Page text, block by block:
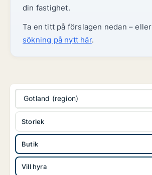
din fastighet.
Ta en titt på förslagen nedan – eller
sökning på nytt här.
Gotland (region)
Butik
Vill hyra
Storlek